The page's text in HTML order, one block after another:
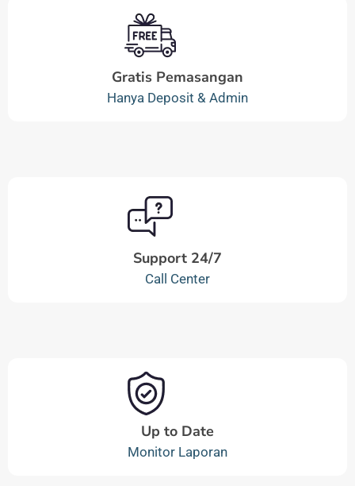
Gratis Pemasangan
Hanya Deposit & Admin
Support 24/7
Call Center
Up to Date
Monitor Laporan